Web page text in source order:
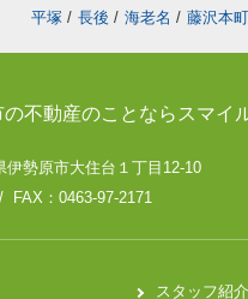
平塚 / 長後 / 海老名 / 藤沢本町
不動産のことならスマイ
勢原市大住台１丁目12-10
FAX：0463-97-2171
スタッフ紹介